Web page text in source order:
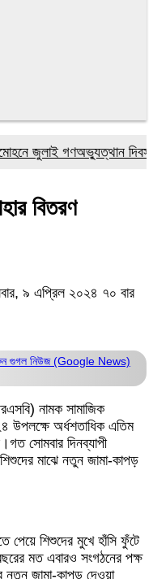
জুলাই গণঅভ্যুত্থান দিবস
বিতরণ
৯ এপ্রিল ২০২৪ ৭০ বার
গুগল নিউজ (Google News)
নামক সামাজিক
উপলক্ষে অর্ধশতাধিক এতিম
সোমবার দিনব্যাপী
মাঝে নতুন জামা-কাপড়
শিশুদের মুখে হাঁসি ফুঁটে
মত এবারও সংগঠনের পক্ষ
নতুন জামা-কাপড় দেওয়া